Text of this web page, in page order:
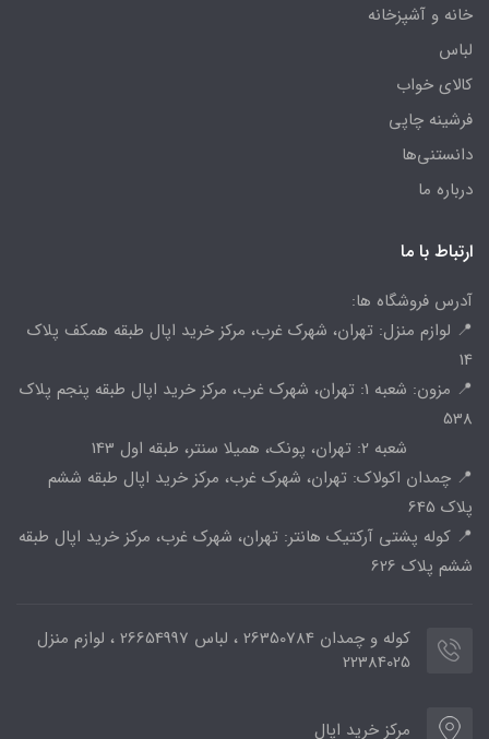
خانه و آشپزخانه
لباس
کالای خواب
فرشینه چاپی
دانستنی‌ها
درباره ما
ارتباط با ما
آدرس فروشگاه ها:
📍 لوازم منزل: تهران، شهرک غرب، مرکز خرید اپال طبقه همکف پلاک
14
📍 مزون: شعبه 1: تهران، شهرک غرب، مرکز خرید اپال طبقه پنجم پلاک
538
شعبه 2: تهران، پونک، همیلا سنتر، طبقه اول 143
📍 چمدان اکولاک: تهران، شهرک غرب، مرکز خرید اپال طبقه ششم
پلاک 645
📍 کوله پشتی آرکتیک هانتر: تهران، شهرک غرب، مرکز خرید اپال طبقه
ششم پلاک 626
کوله و چمدان 26350784 ، لباس 26654997 ، لوازم منزل
22384025
مرکز خرید اپال